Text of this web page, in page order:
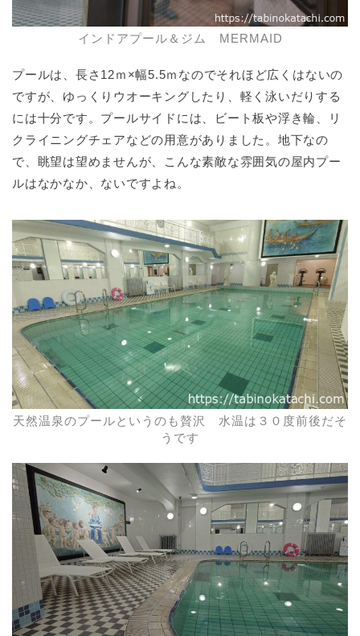
インドアプール＆ジム MERMAID
プールは、長さ12ｍ×幅5.5ｍなのでそれほど広くはないの
ですが、ゆっくりウオーキングしたり、軽く泳いだりする
には十分です。プールサイドには、ビート板や浮き輪、リ
クライニングチェアなどの用意がありました。地下なの
で、眺望は望めませんが、こんな素敵な雰囲気の屋内プー
ルはなかなか、ないですよね。
天然温泉のプールというのも贅沢 水温は３０度前後だそ
うです